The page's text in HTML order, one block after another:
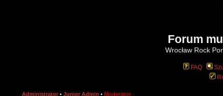
Forum
Wrocław Rock
FAQ
Administrator • Junior Admin • Moderator